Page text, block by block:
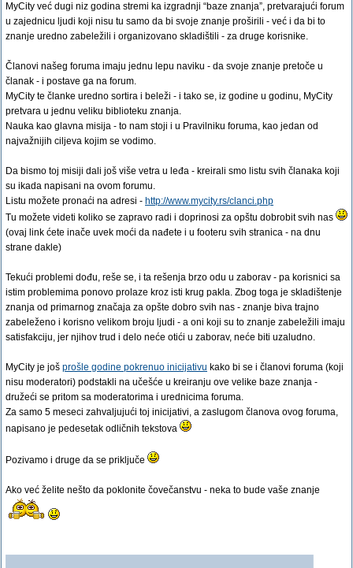
MyCity već dugi niz godina stremi ka izgradnji “baze znanja”, pretvarajući forum
u zajednicu ljudi koji nisu tu samo da bi svoje znanje proširili - već i da bi to
znanje uredno zabeležili i organizovano skladištili - za druge korisnike.
Članovi našeg foruma imaju jednu lepu naviku - da svoje znanje pretoče u
članak - i postave ga na forum.
MyCity te članke uredno sortira i beleži - i tako se, iz godine u godinu, MyCity
pretvara u jednu veliku biblioteku znanja.
Nauka kao glavna misija - to nam stoji i u Pravilniku foruma, kao jedan od
najvažnijih ciljeva kojim se vodimo.
Da bismo toj misiji dali još više vetra u leđa - kreirali smo listu svih članaka koji
su ikada napisani na ovom forumu.
Listu možete pronaći na adresi - http://www.mycity.rs/clanci.php
Tu možete videti koliko se zapravo radi i doprinosi za opštu dobrobit svih nas
(ovaj link ćete inače uvek moći da nađete i u footeru svih stranica - na dnu
strane dakle)
Tekući problemi dođu, reše se, i ta rešenja brzo odu u zaborav - pa korisnici sa
istim problemima ponovo prolaze kroz isti krug pakla. Zbog toga je skladištenje
znanja od primarnog značaja za opšte dobro svih nas - znanje biva trajno
zabeleženo i korisno velikom broju ljudi - a oni koji su to znanje zabeležili imaju
satisfakciju, jer njihov trud i delo neće otići u zaborav, neće biti uzaludno.
MyCity je još prošle godine pokrenuo inicijativu kako bi se i članovi foruma (koji
nisu moderatori) podstakli na učešće u kreiranju ove velike baze znanja -
družeći se pritom sa moderatorima i urednicima foruma.
Za samo 5 meseci zahvaljujući toj inicijativi, a zaslugom članova ovog foruma,
napisano je pedesetak odličnih tekstova
Pozivamo i druge da se priključe
Ako već želite nešto da poklonite čovečanstvu - neka to bude vaše znanje